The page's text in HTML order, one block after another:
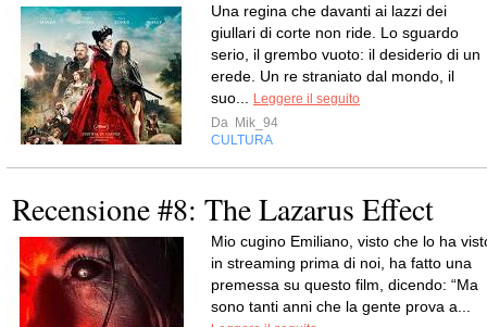
Una regina che davanti ai lazzi dei
giullari di corte non ride. Lo sguardo
serio, il grembo vuoto: il desiderio di un
erede. Un re straniato dal mondo, il
suo...
Leggere il seguito
Da Mik_94
CULTURA
Recensione #8: The Lazarus Effect
Mio cugino Emiliano, visto che lo ha
in streaming prima di noi, ha fatto una
premessa su questo film, dicendo: “Ma
sono tanti anni che la gente prova a...